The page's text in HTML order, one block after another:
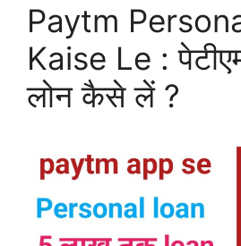
Paytm
Kaise Le :
लोन कैसे लें ?